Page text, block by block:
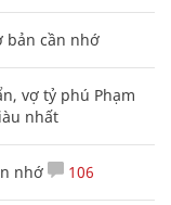
bản cần nhớ
vợ tỷ phú Phạm
nhất
nhớ 106